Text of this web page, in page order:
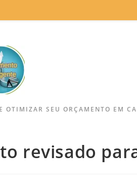
OTIMIZAR SEU ORÇAMENTO EM
revisado